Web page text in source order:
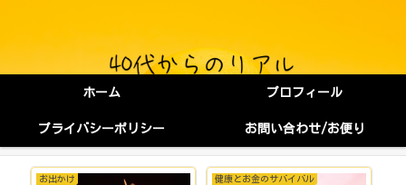
ホーム プロフィール
プライバシーポリシー お問い合わせ/お便り
お出かけ 健康とお金のサバイバル